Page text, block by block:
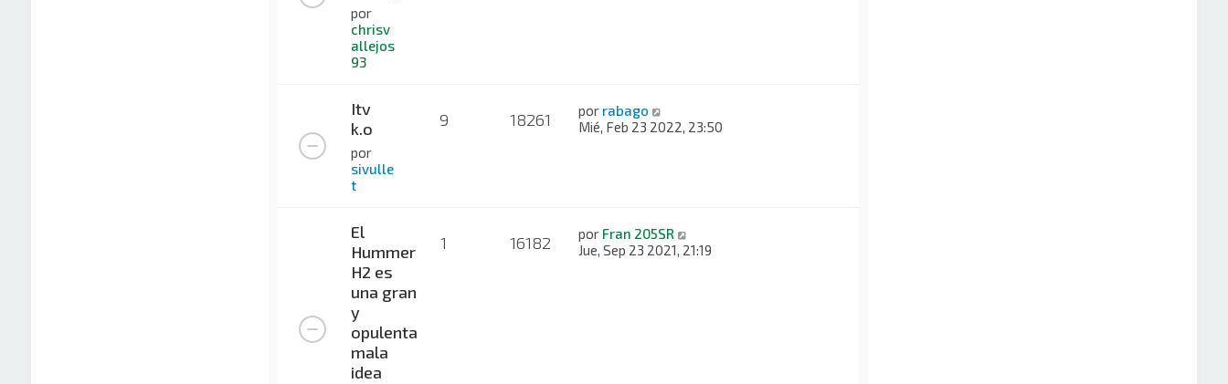
por
chrisv
allejos
93
Itv
k.o
por
sivulle
t
9 18261 por rabago
Mié, Feb 23 2022, 23:50
El
Hummer
H2 es
una gran
y
opulenta
mala
idea
1 16182 por Fran 205SR
Jue, Sep 23 2021, 21:19